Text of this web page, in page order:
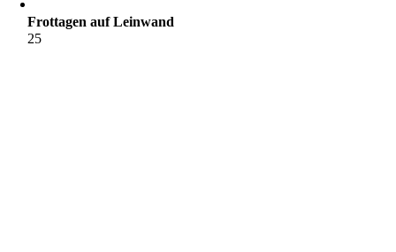
Frottagen auf Leinwand
25